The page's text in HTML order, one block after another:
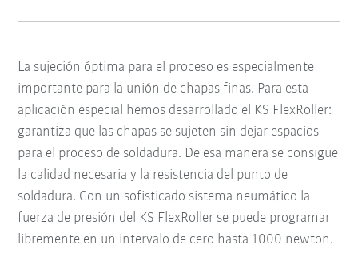
La sujeción óptima para el proceso es especialmente
importante para la unión de chapas finas. Para esta
aplicación especial hemos desarrollado el KS FlexRoller:
garantiza que las chapas se sujeten sin dejar espacios
para el proceso de soldadura. De esa manera se consigue
la calidad necesaria y la resistencia del punto de
soldadura. Con un sofisticado sistema neumático la
fuerza de presión del KS FlexRoller se puede programar
libremente en un intervalo de cero hasta 1000 newton.